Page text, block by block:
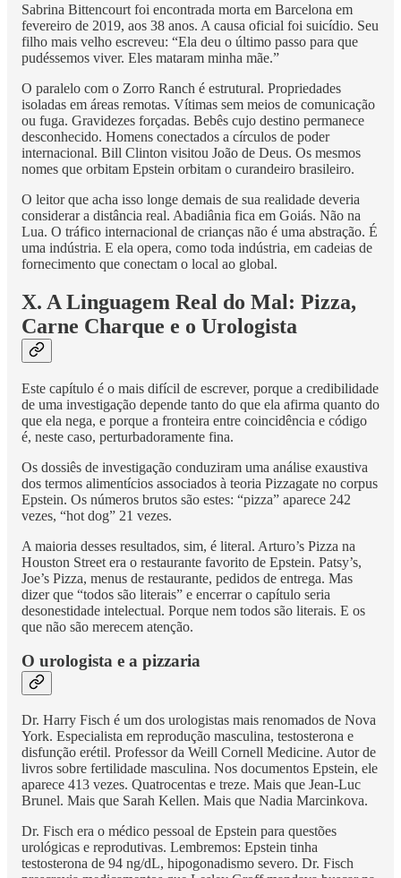
Sabrina Bittencourt foi encontrada morta em Barcelona em
fevereiro de 2019, aos 38 anos. A causa oficial foi suicídio. Seu
filho mais velho escreveu: “Ela deu o último passo para que
pudéssemos viver. Eles mataram minha mãe.”
O paralelo com o Zorro Ranch é estrutural. Propriedades
isoladas em áreas remotas. Vítimas sem meios de comunicação
ou fuga. Gravidezes forçadas. Bebês cujo destino permanece
desconhecido. Homens conectados a círculos de poder
internacional. Bill Clinton visitou João de Deus. Os mesmos
nomes que orbitam Epstein orbitam o curandeiro brasileiro.
O leitor que acha isso longe demais de sua realidade deveria
considerar a distância real. Abadiânia fica em Goiás. Não na
Lua. O tráfico internacional de crianças não é uma abstração. É
uma indústria. E ela opera, como toda indústria, em cadeias de
fornecimento que conectam o local ao global.
X. A Linguagem Real do Mal: Pizza,
Carne Charque e o Urologista
Este capítulo é o mais difícil de escrever, porque a credibilidade
de uma investigação depende tanto do que ela afirma quanto do
que ela nega, e porque a fronteira entre coincidência e código
é, neste caso, perturbadoramente fina.
Os dossiês de investigação conduziram uma análise exaustiva
dos termos alimentícios associados à teoria Pizzagate no corpus
Epstein. Os números brutos são estes: “pizza” aparece 242
vezes, “hot dog” 21 vezes.
A maioria desses resultados, sim, é literal. Arturo’s Pizza na
Houston Street era o restaurante favorito de Epstein. Patsy’s,
Joe’s Pizza, menus de restaurante, pedidos de entrega. Mas
dizer que “todos são literais” e encerrar o capítulo seria
desonestidade intelectual. Porque nem todos são literais. E os
que não são merecem atenção.
O urologista e a pizzaria
Dr. Harry Fisch é um dos urologistas mais renomados de Nova
York. Especialista em reprodução masculina, testosterona e
disfunção erétil. Professor da Weill Cornell Medicine. Autor de
livros sobre fertilidade masculina. Nos documentos Epstein, ele
aparece 413 vezes. Quatrocentas e treze. Mais que Jean-Luc
Brunel. Mais que Sarah Kellen. Mais que Nadia Marcinkova.
Dr. Fisch era o médico pessoal de Epstein para questões
urológicas e reprodutivas. Lembremos: Epstein tinha
testosterona de 94 ng/dL, hipogonadismo severo. Dr. Fisch